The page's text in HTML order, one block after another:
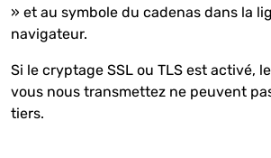
» et au symbole du cadenas dans la
navigateur.
Si le cryptage SSL ou TLS est activé,
vous nous transmettez ne peuvent
tiers.